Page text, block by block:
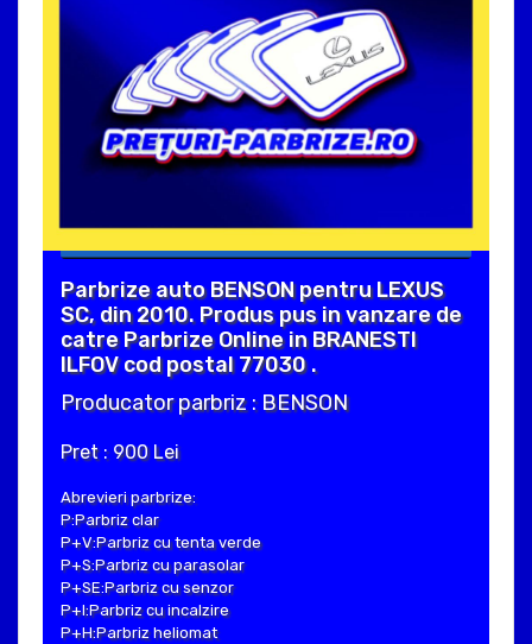
Parbrize auto BENSON pentru LEXUS
SC, din 2010. Produs pus in vanzare de
catre Parbrize Online in BRANESTI
ILFOV cod postal 77030 .
Producator parbriz : BENSON
Pret : 900 Lei
Abrevieri parbrize:
P:Parbriz clar
P+V:Parbriz cu tenta verde
P+S:Parbriz cu parasolar
P+SE:Parbriz cu senzor
P+I:Parbriz cu incalzire
P+H:Parbriz heliomat